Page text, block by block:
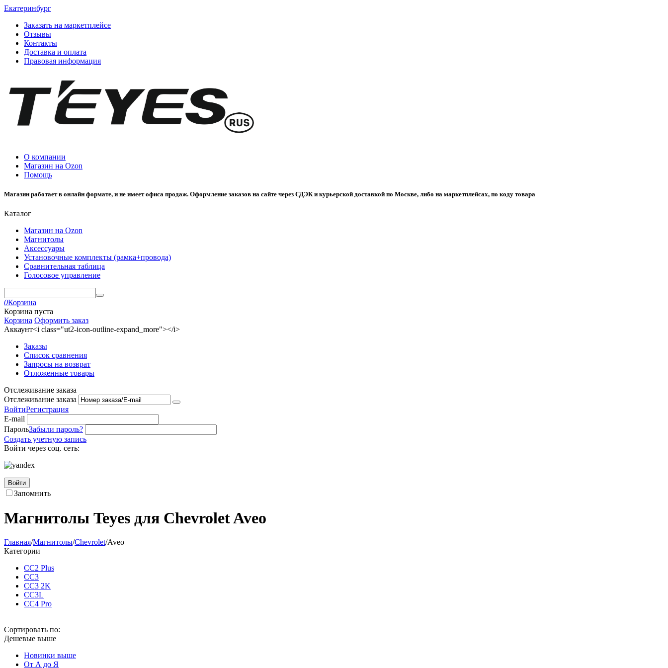
Екатеринбург
Заказать на маркетплейсе
Отзывы
Контакты
Доставка и оплата
Правовая информация
О компании
Магазин на Ozon
Помощь
Магазин работает в онлайн формате, и не имеет офиса продаж. Оформление заказов на сайте через СДЭК и курьерской доставкой по Москве, либо на маркетплейсах, по коду товара
Каталог
Магазин на Ozon
Магнитолы
Аксессуары
Установочные комплекты (рамка+провода)
Сравнительная таблица
Голосовое управление
0Корзина
Корзина пуста
Корзина Оформить заказ
Аккаунт<i class="ut2-icon-outline-expand_more"></i>
Заказы
Список сравнения
Запросы на возврат
Отложенные товары
Отслеживание заказа
Отслеживание заказа
ВойтиРегистрация
E-mail
ПарольЗабыли пароль?
Создать учетную запись
Войти через соц. сеть:
Войти
Запомнить
Магнитолы Teyes для Chevrolet Aveo
Главная/Магнитолы/Chevrolet/Aveo
Категории
CC2 Plus
CC3
CC3 2K
CC3L
CC4 Pro
Сортировать по:
Дешевые выше
Новинки выше
От А до Я